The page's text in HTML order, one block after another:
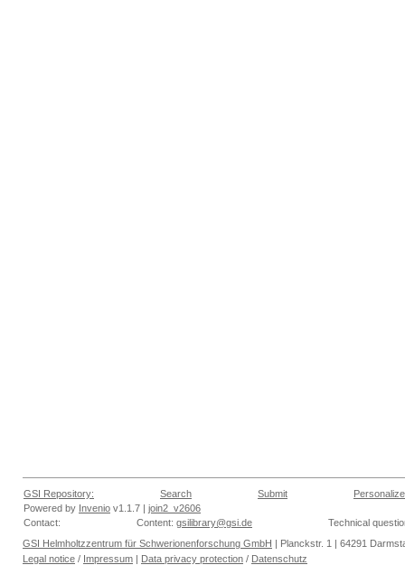
GSI Repository: Search Submit
Personalize
Powered by Invenio v1.1.7 | join2_v2606
Contact:
Content: gsilibrary@gsi.de
Technical
GSI Helmholtzzentrum für Schwerionenforschung GmbH | Planckstr. 1 | 64291
Legal notice / Impressum | Data privacy protection / Datenschutz